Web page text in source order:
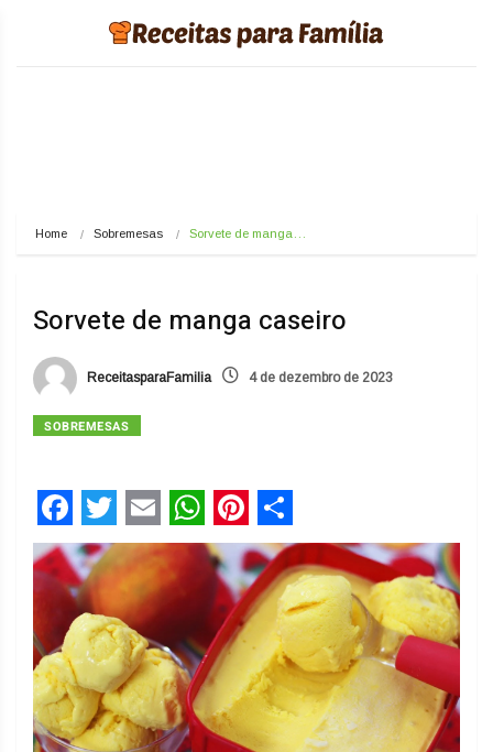
Home Sobremesas Sorvete de manga…
Sorvete de manga caseiro
ReceitasparaFamilia 4 de dezembro de 2023
SOBREMESAS
Facebook
Twitter
EmailWhatsApp
Pinterest
Share